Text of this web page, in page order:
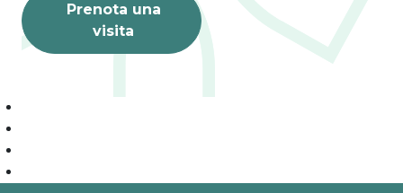
Prenota una
visita